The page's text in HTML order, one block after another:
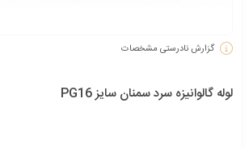
گزارش نادرستی مشخصات
لوله گالوانیزه سرد سمنان سایز PG16